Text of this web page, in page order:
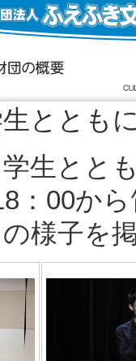
ととも
学生とと
：00か
様子を